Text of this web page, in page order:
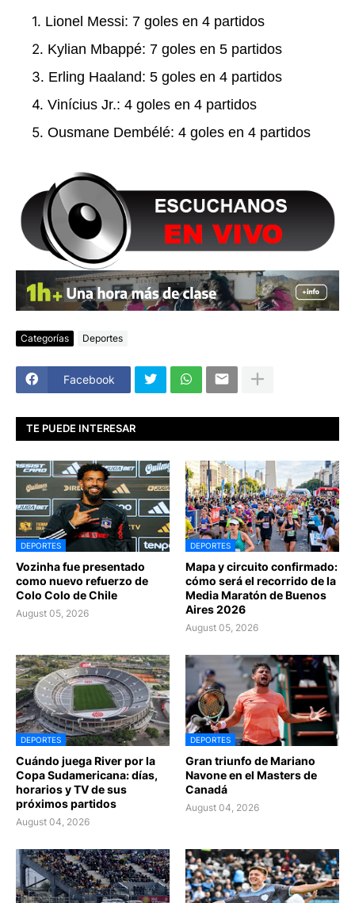
Lionel Messi: 7 goles en 4 partidos
Kylian Mbappé: 7 goles en 5 partidos
Erling Haaland: 5 goles en 4 partidos
Vinícius Jr.: 4 goles en 4 partidos
Ousmane Dembélé: 4 goles en 4 partidos
Categorías Deportes
Facebook
TE PUEDE INTERESAR
DEPORTES
Vozinha fue presentado
como nuevo refuerzo de
Colo Colo de Chile
August 05, 2026
DEPORTES
Mapa y circuito confirmado:
cómo será el recorrido de la
Media Maratón de Buenos
Aires 2026
August 05, 2026
DEPORTES
Cuándo juega River por la
Copa Sudamericana: días,
horarios y TV de sus
próximos partidos
August 04, 2026
DEPORTES
Gran triunfo de Mariano
Navone en el Masters de
Canadá
August 04, 2026